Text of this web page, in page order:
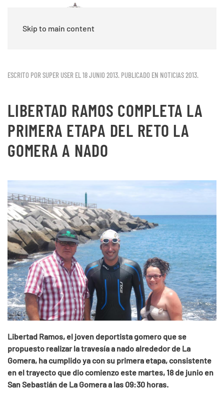
Skip to main content
ESCRITO POR SUPER USER EL18 JUNIO 2013. PUBLICADO EN NOTICIAS 2013.
LIBERTAD RAMOS COMPLETA LA
PRIMERA ETAPA DEL RETO LA
GOMERA A NADO
Libertad Ramos, el joven deportista gomero que se
propuesto realizar la travesía a nado alrededor de La
Gomera, ha cumplido ya con su primera etapa, consistente
en el trayecto que dio comienzo este martes, 18 de junio en
San Sebastián de La Gomera a las 09:30 horas.